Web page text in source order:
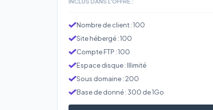
Nombre de client : 100
Site hébergé : 100
Compte FTP : 100
Espace disque : Illimité
Sous domaine : 200
Base de donné : 300 de 1Go